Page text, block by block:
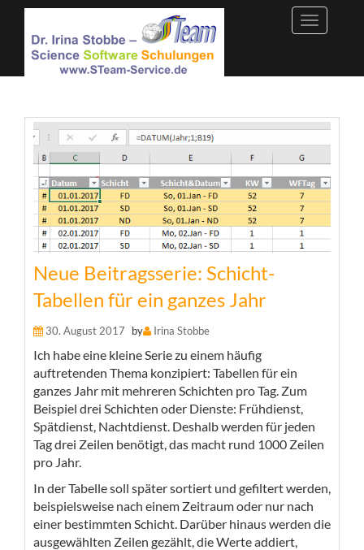
content
Neue Beitragsserie: Schicht-
Tabellen für ein ganzes Jahr
30. August 2017 by Irina Stobbe
Ich habe eine kleine Serie zu einem häufig
auftretenden Thema konzipiert: Tabellen für ein
ganzes Jahr mit mehreren Schichten pro Tag. Zum
Beispiel drei Schichten oder Dienste: Frühdienst,
Spätdienst, Nachtdienst. Deshalb werden für jeden
Tag drei Zeilen benötigt, das macht rund 1000 Zeilen
pro Jahr.
In der Tabelle soll später sortiert und gefiltert werden,
beispielsweise nach einem Zeitraum oder nur nach
einer bestimmten Schicht. Darüber hinaus werden die
ausgewählten Zeilen gezählt, die Werte addiert,